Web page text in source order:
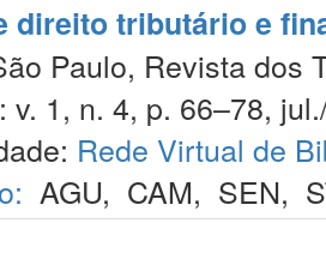
direito tributário e
Paulo, Revista dos
v. 1, n. 4, p. 66–78,
Rede Virtual de
AGU, CAM, SEN,